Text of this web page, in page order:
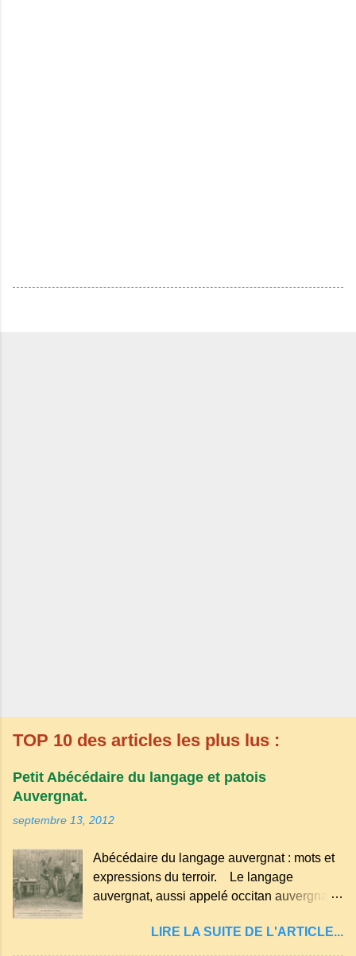
TOP 10 des articles les plus lus :
Petit Abécédaire du langage et patois
Auvergnat.
septembre 13, 2012
Abécédaire du langage auvergnat : mots et
expressions du terroir. Le langage
auvergnat, aussi appelé occitan auvergnat ,
principalement en Auvergne et dans
certaines parties du Massif central . Il
LIRE LA SUITE DE L'ARTICLE...